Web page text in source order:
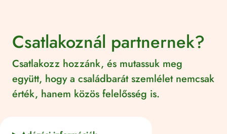
Csatlakoznál partnernek?
Csatlakozz hozzánk, és mutassuk meg
együtt, hogy a családbarát szemlélet nemcsak
érték, hanem közös felelősség is.